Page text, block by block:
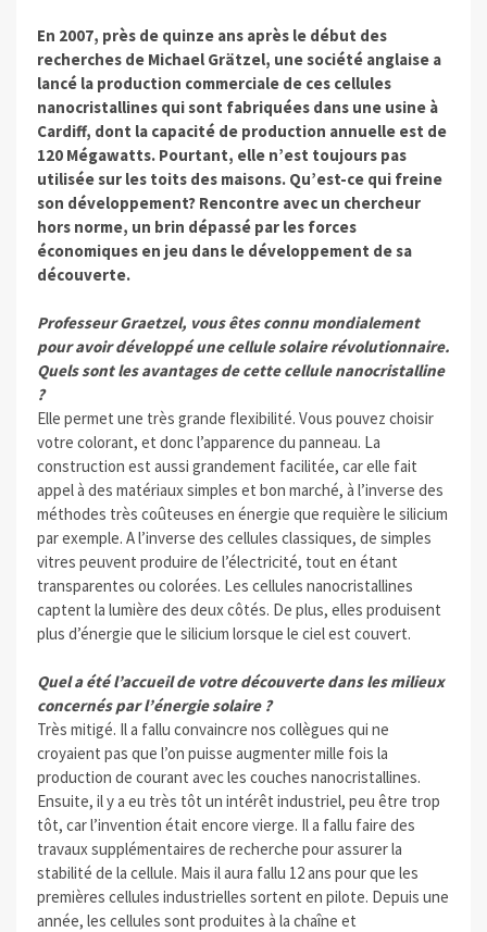
En 2007, près de quinze ans après le début des
recherches de Michael Grätzel, une société anglaise a
lancé la production commerciale de ces cellules
nanocristallines qui sont fabriquées dans une usine à
Cardiff, dont la capacité de production annuelle est de
120 Mégawatts. Pourtant, elle n’est toujours pas
utilisée sur les toits des maisons. Qu’est-ce qui freine
son développement? Rencontre avec un chercheur
hors norme, un brin dépassé par les forces
économiques en jeu dans le développement de sa
découverte.
Professeur Graetzel, vous êtes connu mondialement
pour avoir développé une cellule solaire révolutionnaire.
Quels sont les avantages de cette cellule nanocristalline
?
Elle permet une très grande flexibilité. Vous pouvez choisir
votre colorant, et donc l’apparence du panneau. La
construction est aussi grandement facilitée, car elle fait
appel à des matériaux simples et bon marché, à l’inverse des
méthodes très coûteuses en énergie que requière le silicium
par exemple. A l’inverse des cellules classiques, de simples
vitres peuvent produire de l’électricité, tout en étant
transparentes ou colorées. Les cellules nanocristallines
captent la lumière des deux côtés. De plus, elles produisent
plus d’énergie que le silicium lorsque le ciel est couvert.
Quel a été l’accueil de votre découverte dans les milieux
concernés par l’énergie solaire ?
Très mitigé. Il a fallu convaincre nos collègues qui ne
croyaient pas que l’on puisse augmenter mille fois la
production de courant avec les couches nanocristallines.
Ensuite, il y a eu très tôt un intérêt industriel, peu être trop
tôt, car l’invention était encore vierge. Il a fallu faire des
travaux supplémentaires de recherche pour assurer la
stabilité de la cellule. Mais il aura fallu 12 ans pour que les
premières cellules industrielles sortent en pilote. Depuis une
année, les cellules sont produites à la chaîne et